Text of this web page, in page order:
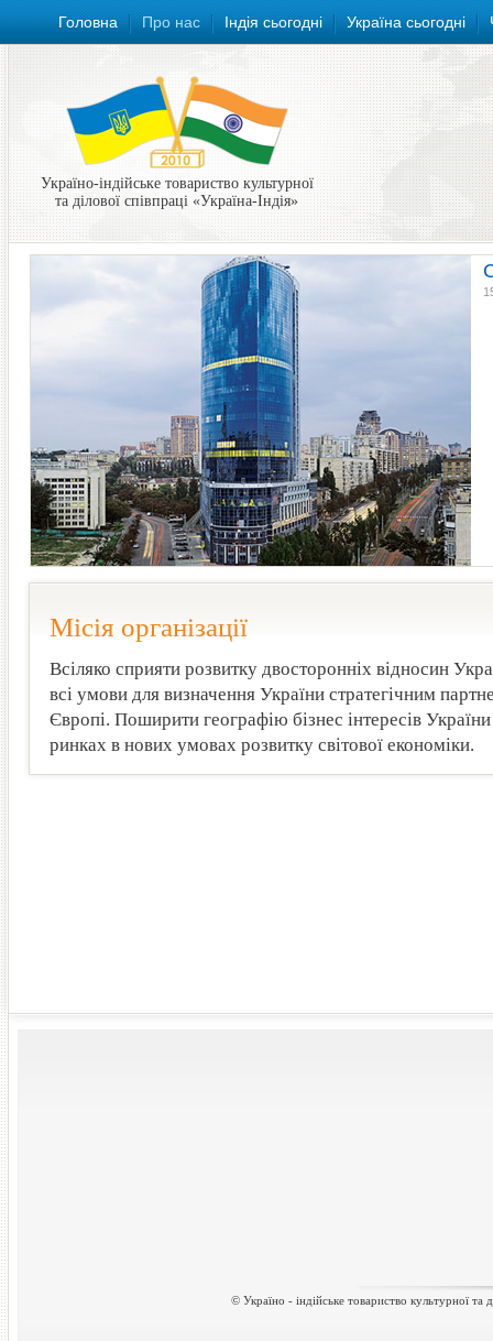
Головна Про нас Індія сьогодні Україна сьогодні
Україно-індійське товариство культурної
та ділової співпраці «Україна-Індія»
Місія організації
Всіляко сприяти розвитку двосторонніх відносин
всі умови для визначення України стратегічним
Європі. Поширити географію бізнес інтересів
ринках в нових умовах розвитку світової економіки.
© Україно - індійське товариство культурної та